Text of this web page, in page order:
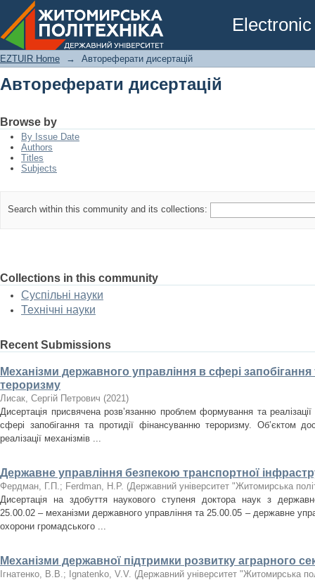
Автореферати дисертацій
EZTUIR Home → Автореферати дисертацій
Автореферати дисертацій
Browse by
By Issue Date
Authors
Titles
Subjects
Search within this community and its collections:
Collections in this community
Суспільні науки
Технічні науки
Recent Submissions
Механізми державного управління в сфері
тероризму
Лисак, Сергій Петрович (2021)
Дисертація присвячена розв’язанню проблем формування та
сфері запобігання та протидії фінансуванню тероризму. Об’єктом
реалізації механізмів ...
Державне управління безпекою транспортної
Фердман, Г.П.; Ferdman, H.P. (Державний університет "Житомирська
Дисертація на здобуття наукового ступеня доктора наук з
25.00.02 – механізми державного управління та 25.00.05 – державне
охорони громадського ...
Механізми державної підтримки розвитку аграрного
Ігнатенко, В.В.; Ignatenko, V.V. (Державний університет "Житомирська